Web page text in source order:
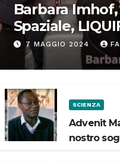
Barbara
Spaziale,
“Progettiamo
Spazio”
7 MAGGIO 2024
SCIENZA
Advenit
nostro